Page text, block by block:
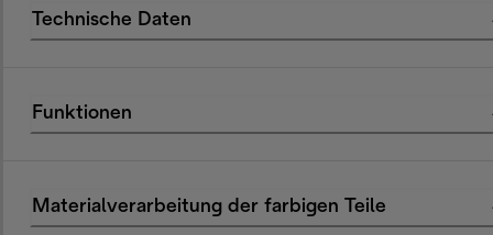
Technische Daten
Funktionen
Materialverarbeitung der farbigen Teile